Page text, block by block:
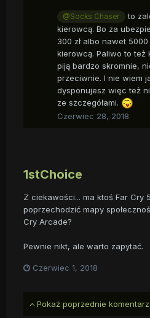
@Socks Chaser
to
kierowcą. Bo za
300 zł albo nawet
kierowcą. Paliwo to też
piją bardzo skromnie,
przeciwnie. I nie wiem
dysponujesz więc też
ze szczegółami.
Czerwiec 28, 2018
1stChoice
Z ciekawości... ma ktoś Far Cry
poprzechodzić mapy
Cry Arcade?
Pewnie nikt, ale warto zapytać.
Czerwiec 1, 2018
Pokaż poprzednie